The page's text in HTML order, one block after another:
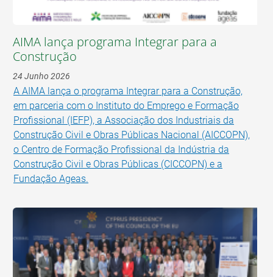
AIMA lança programa Integrar para a
Construção
24 Junho 2026
A AIMA lança o programa Integrar para a Construção,
em parceria com o Instituto do Emprego e Formação
Profissional (IEFP), a Associação dos Industriais da
Construção Civil e Obras Públicas Nacional (AICCOPN),
o Centro de Formação Profissional da Indústria da
Construção Civil e Obras Públicas (CICCOPN) e a
Fundação Ageas.